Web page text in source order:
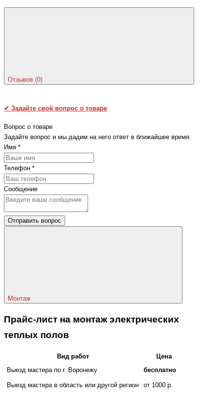
Отзывов (0)
✔ Задайте свой вопрос о товаре
Вопрос о товаре
Задайте вопрос и мы дадим на него ответ в ближайшее время.
Имя *
Телефон *
Сообщение
Отправить вопрос
Монтаж
Прайс-лист на монтаж электрических
теплых полов
Вид работ
Цена
Выезд мастера по г. Воронежу
бесплатно
Выезд мастера в область или другой регион от 1000 р.